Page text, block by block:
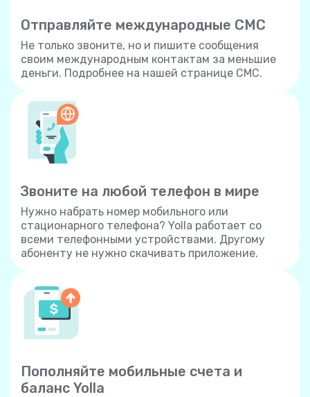
Отправляйте международные СМС
Не только звоните, но и пишите сообщения
своим международным контактам за меньшие
деньги. Подробнее на нашей странице СМС.
Звоните на любой телефон в мире
Нужно набрать номер мобильного или
стационарного телефона? Yolla работает со
всеми телефонными устройствами. Другому
абоненту не нужно скачивать приложение.
Пополняйте мобильные счета и
баланс Yolla